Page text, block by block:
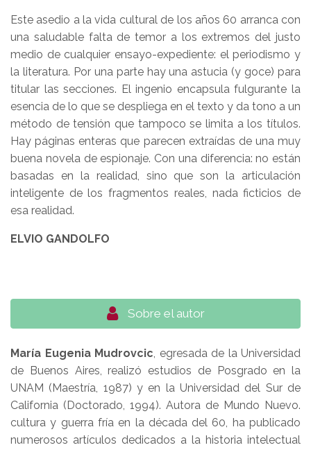
Este asedio a la vida cultural de los años 60 arranca con
una saludable falta de temor a los extremos del justo
medio de cualquier ensayo-expediente: el periodismo y
la literatura. Por una parte hay una astucia (y goce) para
titular las secciones. El ingenio encapsula fulgurante la
esencia de lo que se despliega en el texto y da tono a un
método de tensión que tampoco se limita a los títulos.
Hay páginas enteras que parecen extraídas de una muy
buena novela de espionaje. Con una diferencia: no están
basadas en la realidad, sino que son la articulación
inteligente de los fragmentos reales, nada ficticios de
esa realidad.
ELVIO GANDOLFO
Sobre el autor
María Eugenia Mudrovcic , egresada de la Universidad
de Buenos Aires, realizó estudios de Posgrado en la
UNAM (Maestría, 1987) y en la Universidad del Sur de
California (Doctorado, 1994). Autora de Mundo Nuevo.
cultura y guerra fría en la década del 60, ha publicado
numerosos artículos dedicados a la historia intelectual